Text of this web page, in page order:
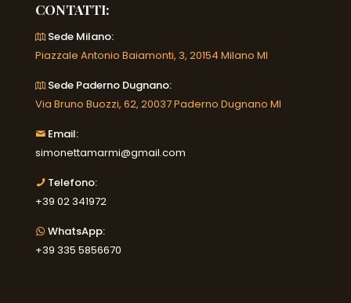
CONTATTI:
Sede Milano:
Piazzale Antonio Baiamonti, 3, 20154 Milano MI
Sede Paderno Dugnano:
Via Bruno Buozzi, 62, 20037 Paderno Dugnano MI
Email:
simonettamarmi@gmail.com
Telefono:
+39 02 341972
WhatsApp:
+39 335 5856670